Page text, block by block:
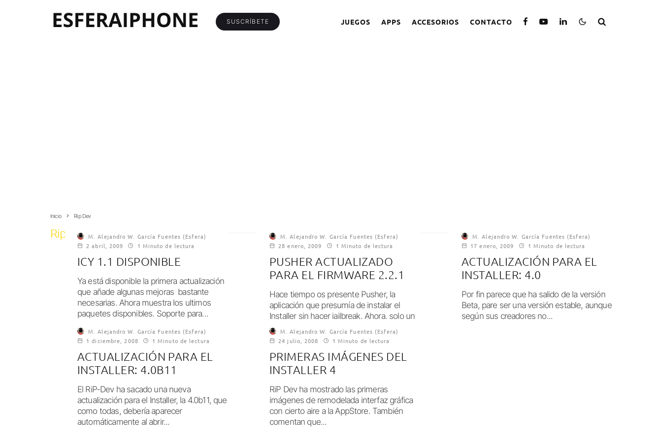
SUSCRÍBETE JUEGOS APPS ACCESORIOS CONTACTO
Inicio Rip Dev
Rip Dev M. Alejandro W. García Fuentes (Esfera)
2 abril, 2009
1 Minuto de lectura
ICY 1.1 DISPONIBLE
Ya está disponible la primera actualización
que añade algunas mejoras bastante
necesarias. Ahora muestra los ultimos
paquetes disponibles. Soporte para...
M. Alejandro W. García Fuentes (Esfera)
28 enero, 2009
1 Minuto de lectura
PUSHER ACTUALIZADO
PARA EL FIRMWARE 2.2.1
Hace tiempo os presente Pusher, la
aplicación que presumía de instalar el
Installer sin hacer jailbreak. Ahora, solo un
día...
M. Alejandro W. García Fuentes (Esfera)
17 enero, 2009
1 Minuto de lectura
ACTUALIZACIÓN PARA EL
INSTALLER: 4.0
Por fin parece que ha salido de la versión
Beta, pare ser una versión estable, aunque
según sus creadores no...
M. Alejandro W. García Fuentes (Esfera)
1 diciembre, 2008
1 Minuto de lectura
ACTUALIZACIÓN PARA EL
INSTALLER: 4.0B11
El RiP-Dev ha sacado una nueva
actualización para el Installer, la 4.0b11, que
como todas, debería aparecer
automáticamente al abrir...
M. Alejandro W. García Fuentes (Esfera)
24 julio, 2008
1 Minuto de lectura
PRIMERAS IMÁGENES DEL
INSTALLER 4
RiP Dev ha mostrado las primeras
imágenes de remodelada interfaz gráfica
con cierto aire a la AppStore. También
comentan que...